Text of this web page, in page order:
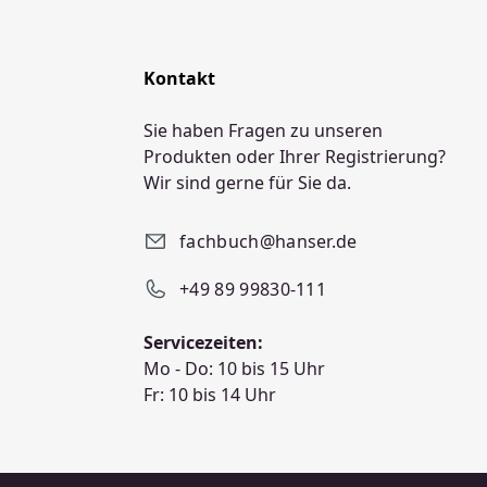
Kontakt
Sie haben Fragen zu unseren
Produkten oder Ihrer Registrierung?
Wir sind gerne für Sie da.
fachbuch@hanser.de
+49 89 99830-111
Servicezeiten:
Mo - Do: 10 bis 15 Uhr
Fr: 10 bis 14 Uhr